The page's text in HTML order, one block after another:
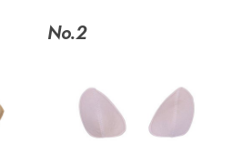
策グッズ
ンの季節！
No.2